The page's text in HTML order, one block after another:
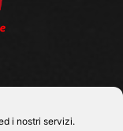
i nostri servizi.